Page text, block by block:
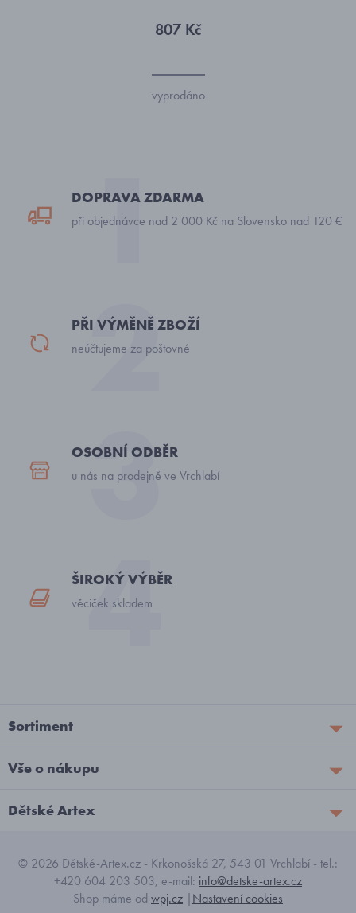
807 Kč
vyprodáno
DOPRAVA ZDARMA
při objednávce nad 2 000 Kč na Slovensko nad 120 €
PŘI VÝMĚNĚ ZBOŽÍ
neúčtujeme za poštovné
OSOBNÍ ODBĚR
u nás na prodejně ve Vrchlabí
ŠIROKÝ VÝBĚR
věciček skladem
Sortiment
Vše o nákupu
Dětské Artex
© 2026 Dětské-Artex.cz - Krkonošská 27, 543 01 Vrchlabí - tel.:
+420 604 203 503, e-mail: info@detske-artex.cz
Shop máme od wpj.cz |Nastavení cookies